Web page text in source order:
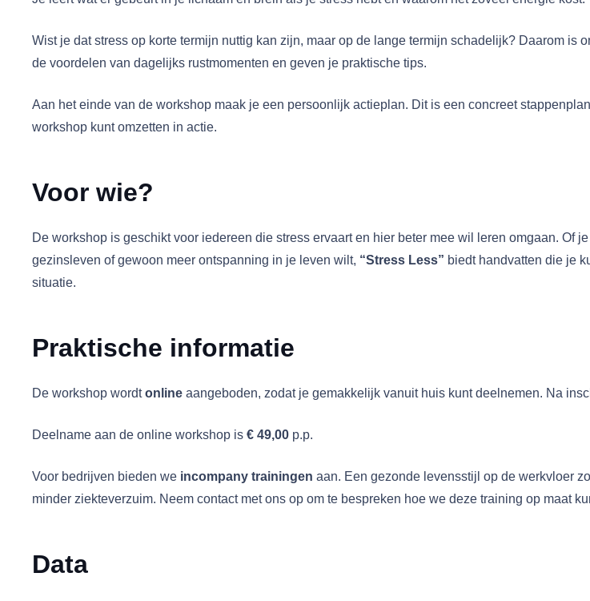
Wist je dat stress op korte termijn nuttig kan zijn, maar op de lange termijn schadelijk? Daarom is
de voordelen van dagelijks rustmomenten en geven je praktische tips.
Aan het einde van de workshop maak je een persoonlijk actieplan. Dit is een concreet
workshop kunt omzetten in actie.
Voor wie?
De workshop is geschikt voor iedereen die stress ervaart en hier beter mee wil leren omgaan. Of
gezinsleven of gewoon meer ontspanning in je leven wilt, “Stress Less” biedt handvatten die je
situatie.
Praktische informatie
De workshop wordtonline aangeboden, zodat je gemakkelijk vanuit huis kunt deelnemen. Na
Deelname aan de online workshop is € 49,00 p.p.
Voor bedrijven bieden we incompany trainingen aan. Een gezonde levensstijl op de werkvloer
minder ziekteverzuim. Neem contact met ons op om te bespreken hoe we deze training op maat
Data